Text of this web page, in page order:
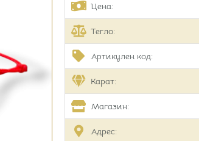
Цена:
Тегло:
Артикулен код:
Карат:
Магазин:
Адрес: